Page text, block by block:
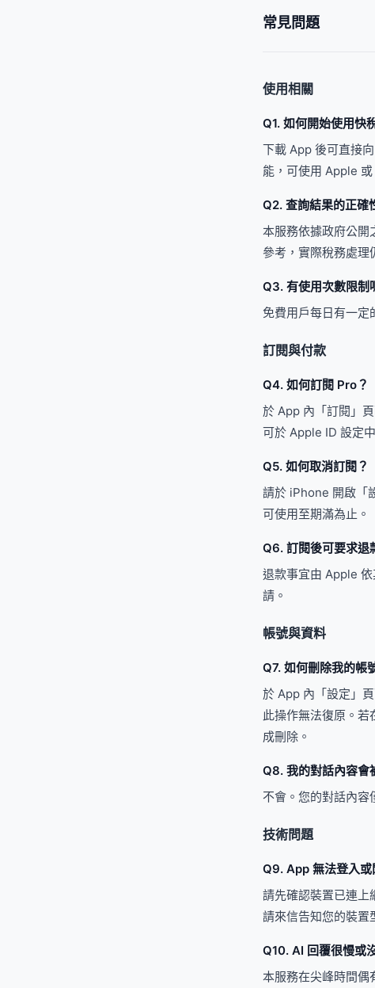
常見問題
使用相關
Q1. 如何開始使用快
下載 App 後可直接
能，可使用 Apple
Q2. 查詢結果的正確
本服務依據政府公開
參考，實際稅務處理
Q3. 有使用次數限制
免費用戶每日有一定
訂閱與付款
Q4. 如何訂閱 Pro？
於 App 內「訂閱」
可於 Apple ID 設定
Q5. 如何取消訂閱？
請於 iPhone 開啟「
可使用至期滿為止。
Q6. 訂閱後可要求退
退款事宜由 Apple
請。
帳號與資料
Q7. 如何刪除我的帳
於 App 內「設定」
此操作無法復原。
成刪除。
Q8. 我的對話內容會
不會。您的對話內容
技術問題
Q9. App 無法登入或
請先確認裝置已連上
請來信告知您的裝置
Q10. AI 回覆很慢或
本服務在尖峰時間偶